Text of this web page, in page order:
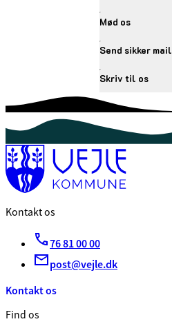
Mød os
Send sikker mail
Skriv til os
Kontakt os
76 81 00 00
post@vejle.dk
Kontakt os
Find os